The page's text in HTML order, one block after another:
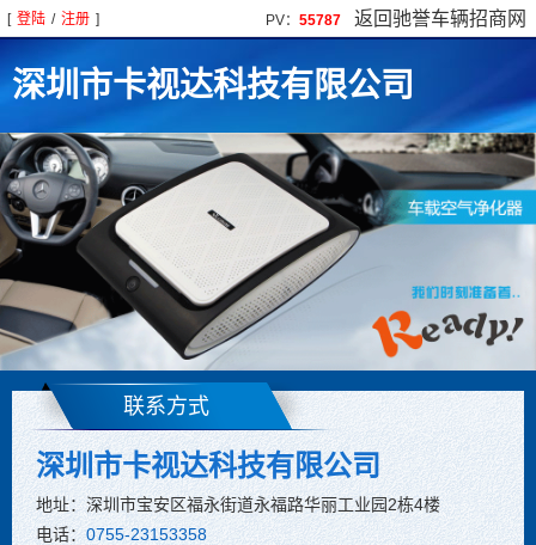
PV： 55787 返回驰誉车辆招商网
[ 登陆 / 注册 ]
深圳市卡视达科技有限公司
联系方式
深圳市卡视达科技有限公司
地址：深圳市宝安区福永街道永福路华丽工业园2栋4楼
电话：0755-23153358